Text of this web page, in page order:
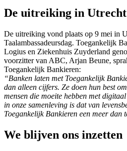
De uitreiking in Utrecht
De uitreiking vond plaats op 9 mei in
Taalambassadeursdag. Toegankelijk
Logius en Ziekenhuis Zuyderland
voorzitter van ABC, Arjan Beune,
Toegankelijk Bankieren:
“Banken laten met Toegankelijk
dan alleen cijfers. Ze doen hun best
mensen die moeite hebben met
in onze samenleving is dat van
Toegankelijk Bankieren een meer dan
We blijven ons inzetten